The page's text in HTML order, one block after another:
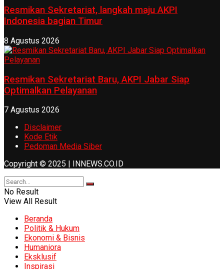
Resmikan Sekretariat, langkah maju AKPI
Indonesia bagian Timur
8 Agustus 2026
Resmikan Sekretariat Baru, AKPI Jabar Siap
Optimalkan Pelayanan
7 Agustus 2026
Disclaimer
Kode Etik
Pedoman Media Siber
Copyright © 2025 | INNEWS.CO.ID
No Result
View All Result
Beranda
Politik & Hukum
Ekonomi & Bisnis
Humaniora
Eksklusif
Inspirasi